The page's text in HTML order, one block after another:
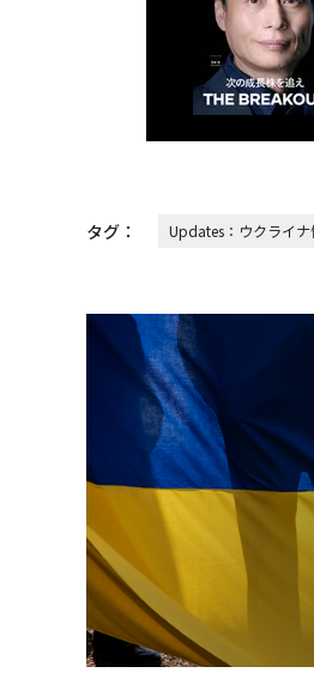
タグ： Updates：ウクライナ